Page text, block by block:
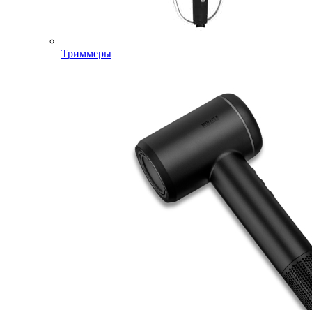
Триммеры